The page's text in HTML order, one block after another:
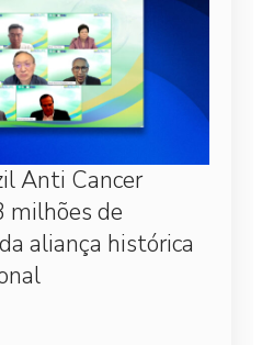
Anti Cancer
milhões de
aliança histórica